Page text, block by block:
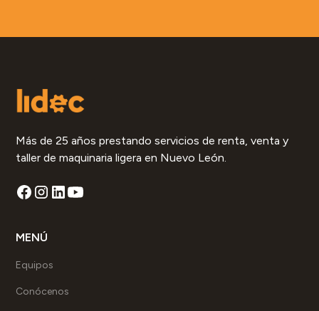
Más de 25 años prestando servicios de renta, venta y
taller de maquinaria ligera en Nuevo León.
MENÚ
Equipos
Conócenos